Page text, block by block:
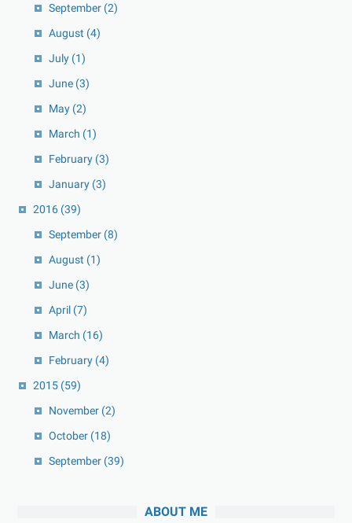
September (2)
August (4)
July (1)
June (3)
May (2)
March (1)
February (3)
January (3)
2016 (39)
September (8)
August (1)
June (3)
April (7)
March (16)
February (4)
2015 (59)
November (2)
October (18)
September (39)
ABOUT ME